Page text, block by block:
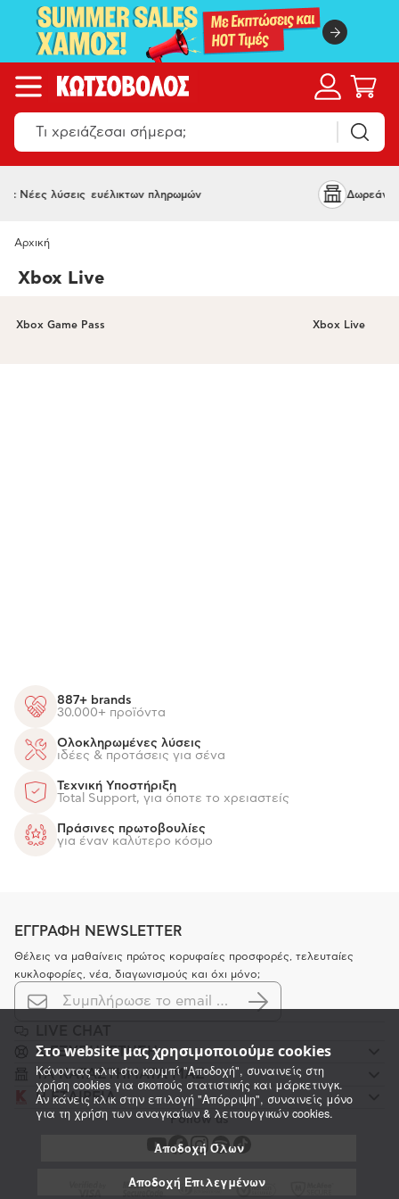
Στο website μας χρησιμοποιούμε cookies
Κάνοντας κλικ στο κουμπί "Αποδοχή", συναινείς στη
χρήση cookies για σκοπούς στατιστικής και μάρκετινγκ.
Αν κάνεις κλικ στην επιλογή "Απόρριψη", συναινείς μόνο
για τη χρήση των αναγκαίων & λειτουργικών cookies.
Αποδοχή Όλων
Αποδοχή Επιλεγμένων
και να 'σαι, Κωτσόβολος Plan K :
Αρχική
Xbox Live
Xbox Game Pass Xbox Live
887+ brands
30.000+ προϊόντα
Ολοκληρωμένες λύσεις
ιδέες & προτάσεις για σένα
Τεχνική Υποστήριξη
Total Support, για όποτε το χρειαστείς
Πράσινες πρωτοβουλίες
για έναν καλύτερο κόσμο
ΕΓΓΡΑΦΗ NEWSLETTER
Θέλεις να μαθαίνεις πρώτος κορυφαίες προσφορές, τελευταίες
κυκλοφορίες, νέα, διαγωνισμούς και όχι μόνο;
K ΕΞΥΠΗΡΕΤΗΣΗ
ΤΑ ΚΑΤΑΣΤΗΜΑΤΑ ΜΑΣ
Η ΕΤΑΙΡΕΙΑ
Follow us